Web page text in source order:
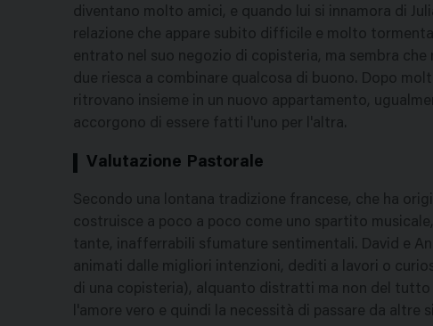
diventano molto amici, e quando lui si innamora di
relazione che appare subito difficile e molto
entrato nel suo negozio di copisteria, ma sembra
due riesca a combinare qualcosa di buono. Dopo
ritrovano insieme in un nuovo appartamento,
accorgono di essere fatti l'uno per l'altra.
Valutazione Pastorale
Secondo una lontana tradizione francese, che ha
costruisce a poco a poco come uno spartito
tante, inafferrabili sfumature sentimentali. David e
animati dalle migliori intenzioni, dediti a lavori o
di una copisteria), alquanto distratti ma non del
l'amore vero e quindi la necessità di passare da